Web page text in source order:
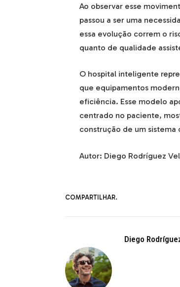
Ao observar esse
passou a ser uma
essa evolução correm o
quanto de qualidade
O hospital inteligente
que equipamentos
eficiência. Esse modelo
centrado no paciente,
construção de um sistema
Autor: Diego Rodríguez
COMPARTILHAR.
Diego